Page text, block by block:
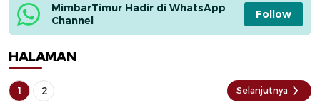
MimbarTimur Hadir di WhatsApp
Channel
Follow
HALAMAN
1 2 Selanjutnya